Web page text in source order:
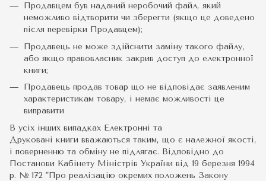
Продавцем був наданий неробочий файл, який
неможливо відтворити чи зберегти (якщо це доведено
після перевірки Продавцем);
Продавець не може здійснити заміну такого файлу,
або якщо правовласник закрив доступ до електронної
книги;
Продавець продав товар що не відповідає заявленим
характеристикам товару, і немає можливості це
виправити
В усіх інших випадках Електронні та
Друковані книги вважаються таким, що є належної якості,
і поверненню та обміну не підлягає. Відповідно до
Постанови Кабінету Міністрів України від 19 березня 1994
р. № 172 "Про реалізацію окремих положень Закону